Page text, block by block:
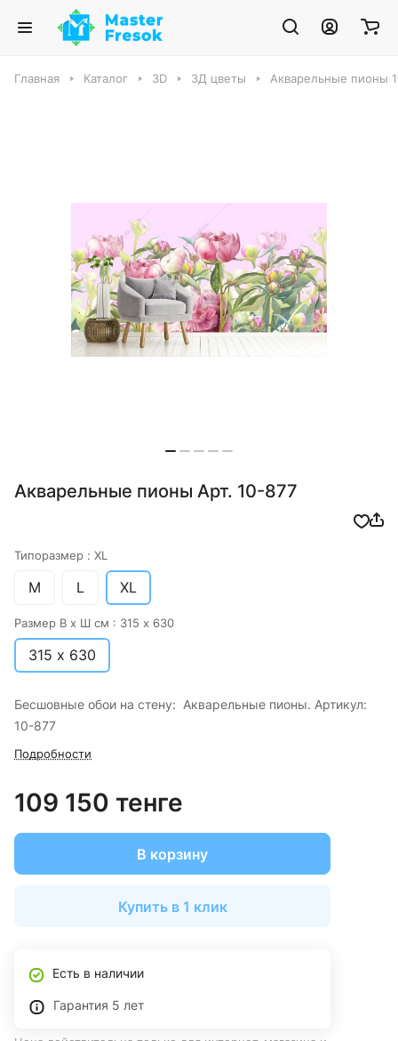
Главная Каталог 3D 3Д цветы Акварельные пионы
Акварельные пионы Арт. 10-877
Типоразмер : XL
M L XL
Размер В х Ш см : 315 х 630
315 х 630
Бесшовные обои на стену: Акварельные пионы. Артикул:
10-877
Подробности
109 150 тенге
В корзину
Купить в 1 клик
Есть в наличии
Гарантия 5 лет